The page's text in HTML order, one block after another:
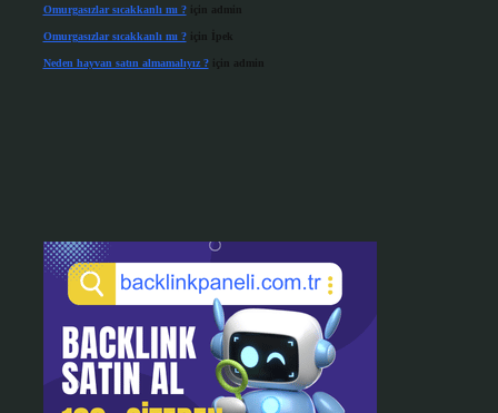
Omurgasızlar sıcakkanlı mı ?için admin
Omurgasızlar sıcakkanlı mı ?için İpek
Neden hayvan satın almamalıyız ?için admin